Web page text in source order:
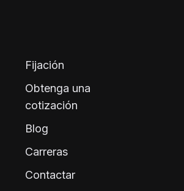
Fijación
Obtenga una
cotización
Blog
Carreras
Contactar